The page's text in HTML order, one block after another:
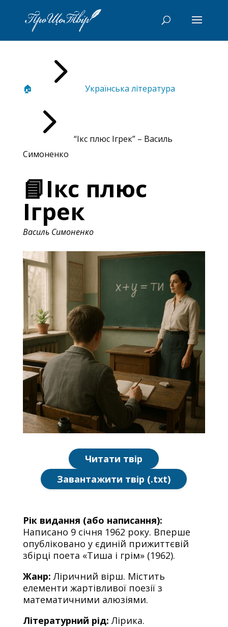
🏠 5 Українська література
5
“Ікс плюс Ігрек” – Василь
Симоненко
📘Ікс плюс
Ігрек
Василь Симоненко
Читати твір
Завантажити твір (.txt)
Рік видання (або написання):
Написано 9 січня 1962 року. Вперше
опубліковано у єдиній прижиттєвій
збірці поета «Тиша і грім» (1962).
Жанр: Ліричний вірш. Містить
елементи жартівливої поезії з
математичними алюзіями.
Літературний рід: Лірика.